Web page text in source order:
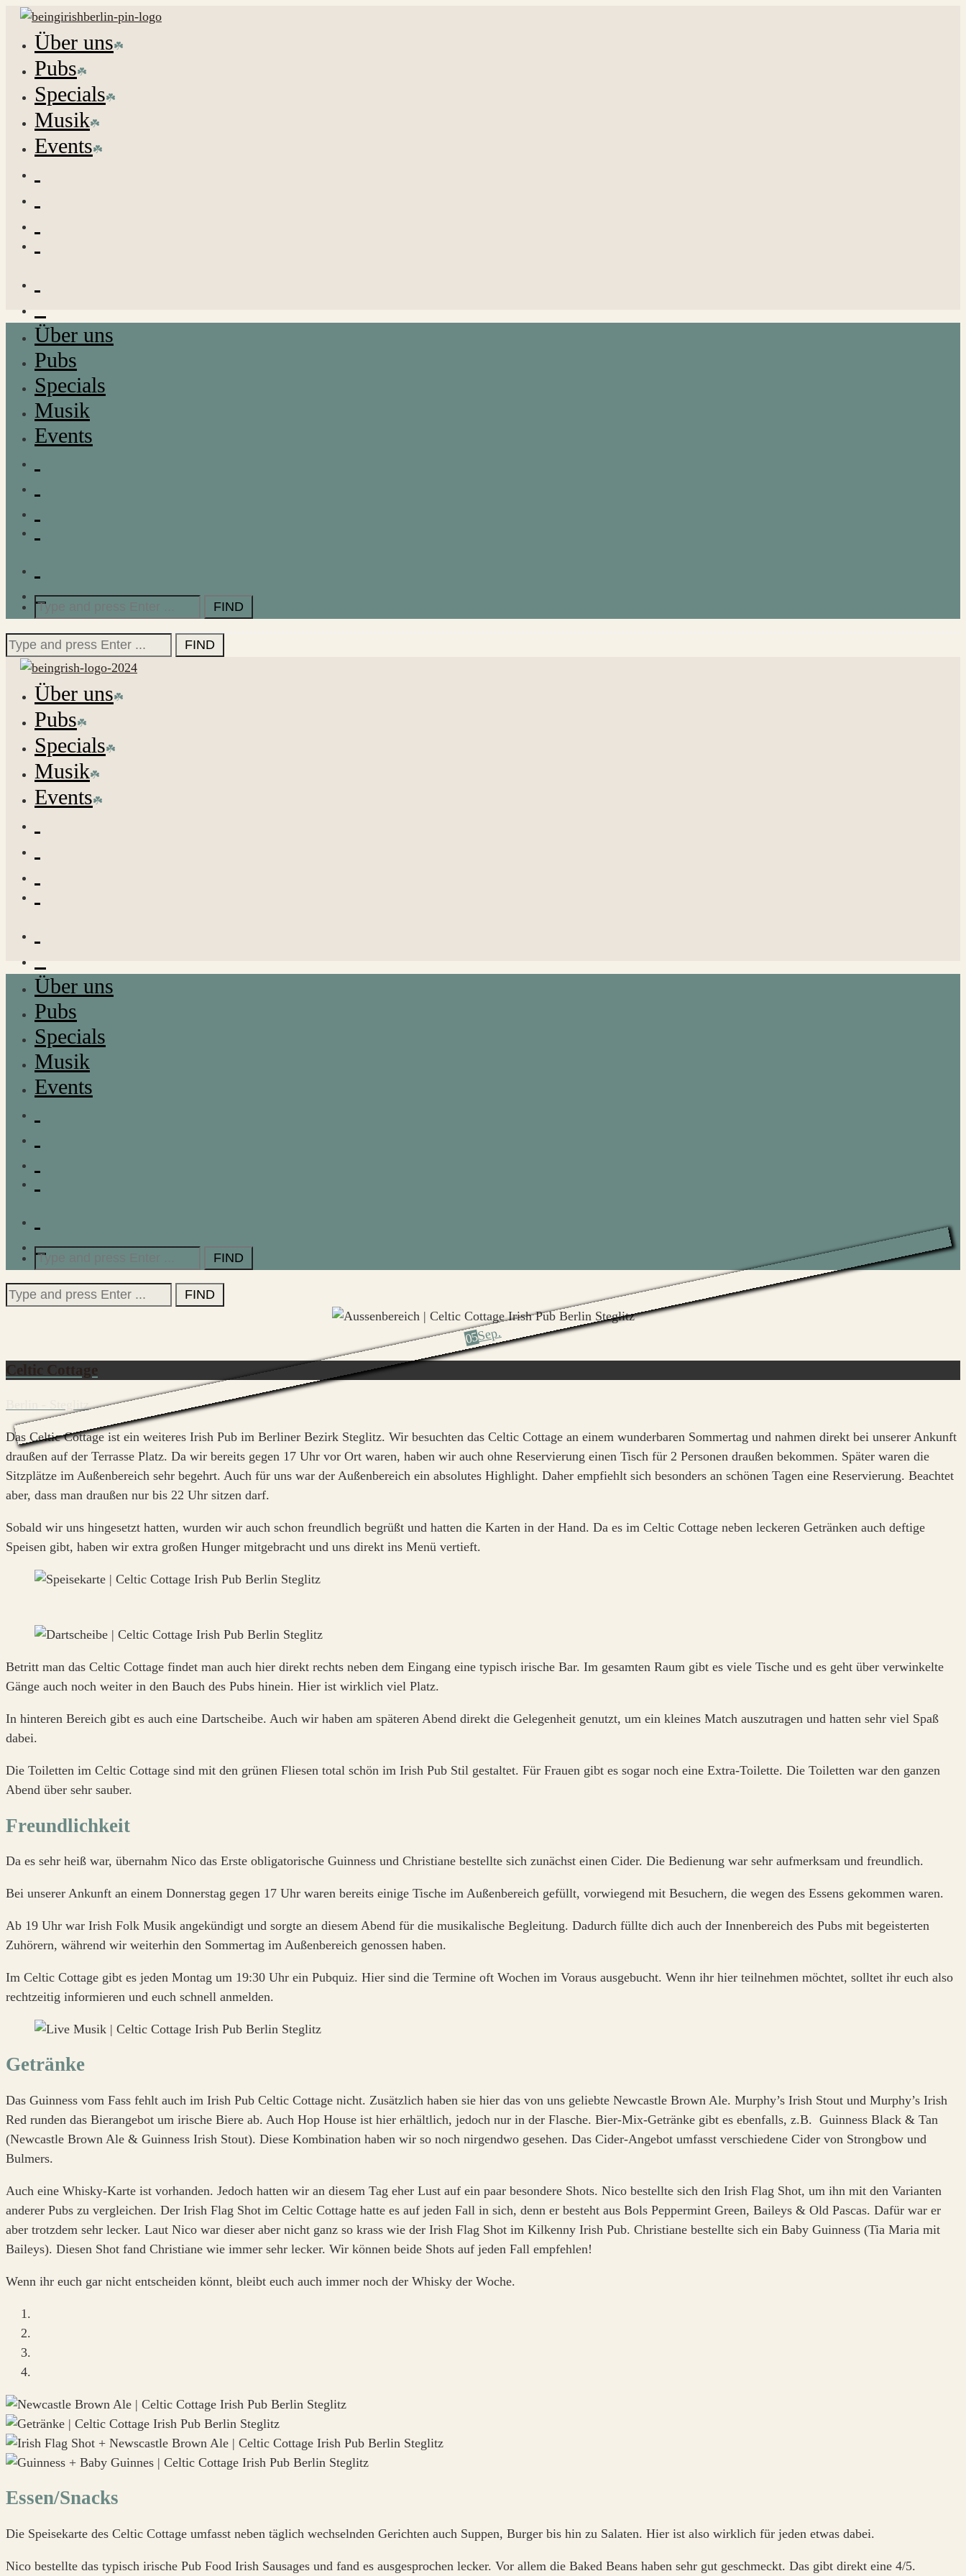
Über uns
Pubs
Specials
Musik
Events
Über uns
Pubs
Specials
Musik
Events
Search
for:
Search
for:
Über uns
Pubs
Specials
Musik
Events
Über uns
Pubs
Specials
Musik
Events
Search
for:
Search
for:
05Sep.
Celtic Cottage
Berlin - Steglitz
Das Celtic Cottage ist ein weiteres Irish Pub im Berliner Bezirk Steglitz. Wir besuchten das Celtic Cottage an einem wunderbaren Sommertag und nahmen direkt bei unserer Ankunft
draußen auf der Terrasse Platz. Da wir bereits gegen 17 Uhr vor Ort waren, haben wir auch ohne Reservierung einen Tisch für 2 Personen draußen bekommen. Später waren die
Sitzplätze im Außenbereich sehr begehrt. Auch für uns war der Außenbereich ein absolutes Highlight. Daher empfiehlt sich besonders an schönen Tagen eine Reservierung. Beachtet
aber, dass man draußen nur bis 22 Uhr sitzen darf.
Sobald wir uns hingesetzt hatten, wurden wir auch schon freundlich begrüßt und hatten die Karten in der Hand. Da es im Celtic Cottage neben leckeren Getränken auch deftige
Speisen gibt, haben wir extra großen Hunger mitgebracht und uns direkt ins Menü vertieft.
Betritt man das Celtic Cottage findet man auch hier direkt rechts neben dem Eingang eine typisch irische Bar. Im gesamten Raum gibt es viele Tische und es geht über verwinkelte
Gänge auch noch weiter in den Bauch des Pubs hinein. Hier ist wirklich viel Platz.
In hinteren Bereich gibt es auch eine Dartscheibe. Auch wir haben am späteren Abend direkt die Gelegenheit genutzt, um ein kleines Match auszutragen und hatten sehr viel Spaß
dabei.
Die Toiletten im Celtic Cottage sind mit den grünen Fliesen total schön im Irish Pub Stil gestaltet. Für Frauen gibt es sogar noch eine Extra-Toilette. Die Toiletten war den ganzen
Abend über sehr sauber.
Freundlichkeit
Da es sehr heiß war, übernahm Nico das Erste obligatorische Guinness und Christiane bestellte sich zunächst einen Cider. Die Bedienung war sehr aufmerksam und freundlich.
Bei unserer Ankunft an einem Donnerstag gegen 17 Uhr waren bereits einige Tische im Außenbereich gefüllt, vorwiegend mit Besuchern, die wegen des Essens gekommen waren.
Ab 19 Uhr war Irish Folk Musik angekündigt und sorgte an diesem Abend für die musikalische Begleitung. Dadurch füllte dich auch der Innenbereich des Pubs mit begeisterten
Zuhörern, während wir weiterhin den Sommertag im Außenbereich genossen haben.
Im Celtic Cottage gibt es jeden Montag um 19:30 Uhr ein Pubquiz. Hier sind die Termine oft Wochen im Voraus ausgebucht. Wenn ihr hier teilnehmen möchtet, solltet ihr euch also
rechtzeitig informieren und euch schnell anmelden.
Getränke
Das Guinness vom Fass fehlt auch im Irish Pub Celtic Cottage nicht. Zusätzlich haben sie hier das von uns geliebte Newcastle Brown Ale. Murphy’s Irish Stout und Murphy’s Irish
Red runden das Bierangebot um irische Biere ab. Auch Hop House ist hier erhältlich, jedoch nur in der Flasche. Bier-Mix-Getränke gibt es ebenfalls, z.B. Guinness Black & Tan
(Newcastle Brown Ale & Guinness Irish Stout). Diese Kombination haben wir so noch nirgendwo gesehen. Das Cider-Angebot umfasst verschiedene Cider von Strongbow und
Bulmers.
Auch eine Whisky-Karte ist vorhanden. Jedoch hatten wir an diesem Tag eher Lust auf ein paar besondere Shots. Nico bestellte sich den Irish Flag Shot, um ihn mit den Varianten
anderer Pubs zu vergleichen. Der Irish Flag Shot im Celtic Cottage hatte es auf jeden Fall in sich, denn er besteht aus Bols Peppermint Green, Baileys & Old Pascas. Dafür war er
aber trotzdem sehr lecker. Laut Nico war dieser aber nicht ganz so krass wie der Irish Flag Shot im Kilkenny Irish Pub. Christiane bestellte sich ein Baby Guinness (Tia Maria mit
Baileys). Diesen Shot fand Christiane wie immer sehr lecker. Wir können beide Shots auf jeden Fall empfehlen!
Wenn ihr euch gar nicht entscheiden könnt, bleibt euch auch immer noch der Whisky der Woche.
Essen/Snacks
Die Speisekarte des Celtic Cottage umfasst neben täglich wechselnden Gerichten auch Suppen, Burger bis hin zu Salaten. Hier ist also wirklich für jeden etwas dabei.
Nico bestellte das typisch irische Pub Food Irish Sausages und fand es ausgesprochen lecker. Vor allem die Baked Beans haben sehr gut geschmeckt. Das gibt direkt eine 4/5.